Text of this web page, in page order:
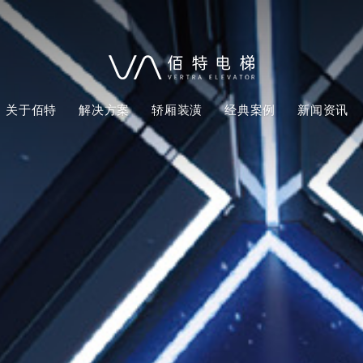
关于佰特 解决方案 轿厢装潢 经典案例 新闻资讯